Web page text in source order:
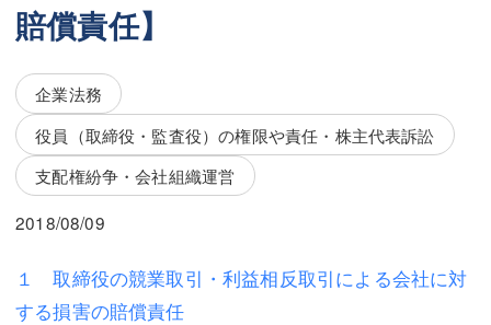
三平 隆史
吉元 優仁
小川 祐
弁護士費用
離婚（夫婦間トラブル）
三平 隆史
吉元 優仁
弁護士費用
不動産
企業法務
賠償責任】
企業法務
役員（取締役・監査役）の権限や責任・株主代表訴訟
支配権紛争・会社組織運営
2018/08/09
１ 取締役の競業取引・利益相反取引による会社に対
する損害の賠償責任